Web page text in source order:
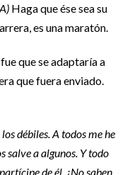
Haga que ése sea su
es una maratón.
que se adaptaría a
que fuera enviado.
débiles. A todos me he
salve a algunos. Y todo
de él. ¿No saben